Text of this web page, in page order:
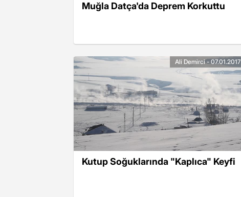
Muğla Datça'da Deprem Korkuttu
Kutup Soğuklarında "Kaplıca" Keyfi
Ali Demirci - 07.01.2017